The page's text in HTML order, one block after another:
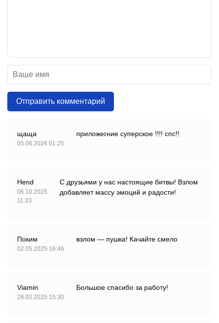
Отправить комментарий
щаща
05.06.2026 01:25
приложегние суперское !!!! спс!!
Hend
06.10.2025
11:33
С друзьями у нас настоящие битвы! Взлом
добавляет массу эмоций и радости!
Поким
02.05.2025 16:46
взлом — пушка! Качайте смело
Viamin
28.02.2025 15:30
Большое спасибо за работу!